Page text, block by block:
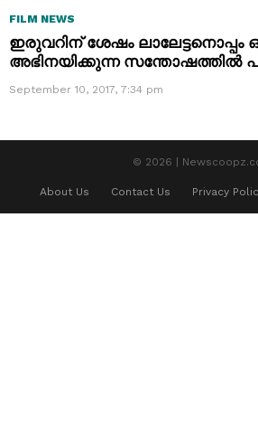
FILM NEWS
ഇരുവറിന് ശേഷം ലാലേട്ടനൊപ്പം
അഭിനയിക്കുന്ന സന്തോഷത്തില്‍
September 10, 2017, 7:34 pm
© 2026 |
About Us Contact Us Privacy